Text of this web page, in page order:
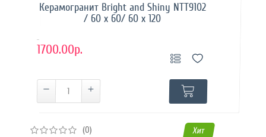
Керамогранит Bright and Shiny NTT9102
/ 60 x 60/ 60 x 120
..
1700.00р.
(0) Хит